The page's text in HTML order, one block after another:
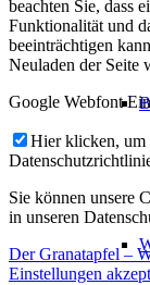
beachten Sie, dass
Funktionalität und
beeinträchtigen
Neuladen der Seite
Google Webfont
Hier klicken, um
Sie können unsere
in unseren
Der Granatapfel –
Einstellungen